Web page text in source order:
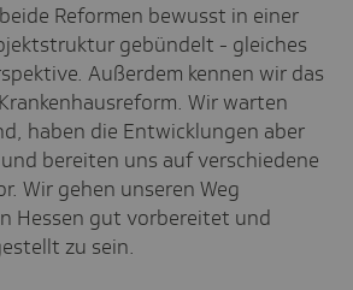
Reformen bewusst in einer
gebündelt - gleiches
Außerdem kennen wir das
Wir warten
haben die Entwicklungen aber
bereiten uns auf verschiedene
Wir gehen unseren Weg
Hessen gut vorbereitet und
zu sein.